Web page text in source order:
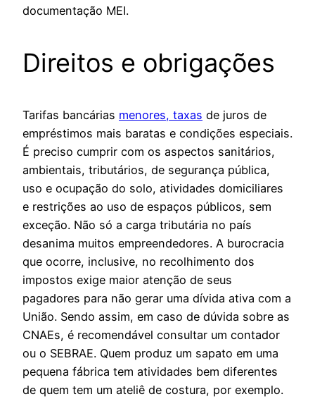
documentação MEI.
Direitos e obrigações
Tarifas bancárias menores, taxas de juros de
empréstimos mais baratas e condições especiais.
É preciso cumprir com os aspectos sanitários,
ambientais, tributários, de segurança pública,
uso e ocupação do solo, atividades domiciliares
e restrições ao uso de espaços públicos, sem
exceção. Não só a carga tributária no país
desanima muitos empreendedores. A burocracia
que ocorre, inclusive, no recolhimento dos
impostos exige maior atenção de seus
pagadores para não gerar uma dívida ativa com a
União. Sendo assim, em caso de dúvida sobre as
CNAEs, é recomendável consultar um contador
ou o SEBRAE. Quem produz um sapato em uma
pequena fábrica tem atividades bem diferentes
de quem tem um ateliê de costura, por exemplo.